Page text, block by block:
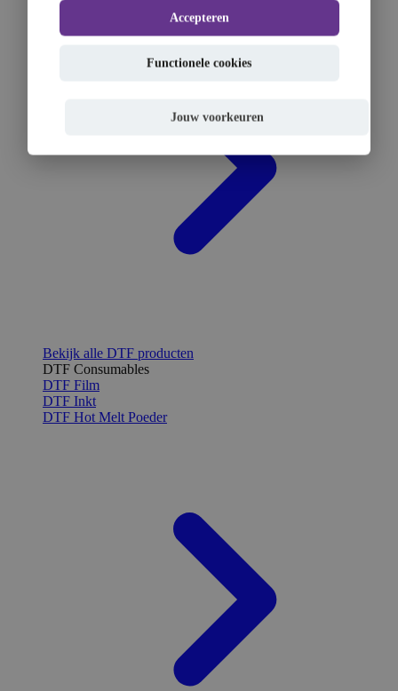
Bekijk alle DTF producten
DTF Consumables
DTF Film
DTF Inkt
DTF Hot Melt Poeder
Accepteren
Functionele cookies
Jouw voorkeuren